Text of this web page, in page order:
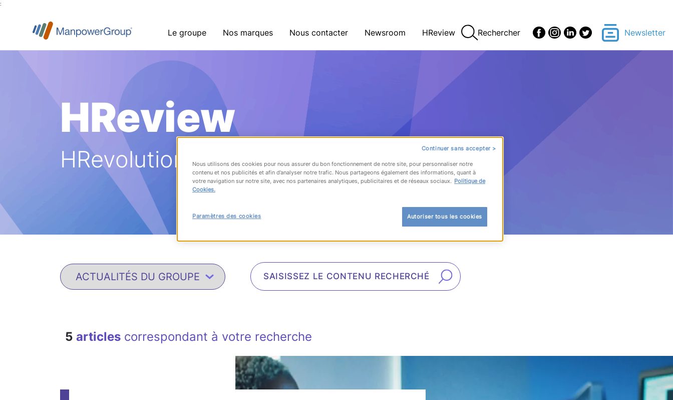
:
Le groupe Nos marques Nous contacter Newsroom HReview Rechercher Newsletter
HReview
HRevolution
5 articles correspondant à votre recherche
Continuer sans accepter >
Nous utilisons des cookies pour nous assurer du bon fonctionnement de notre site, pour personnaliser notre
contenu et nos publicités et afin d’analyser notre trafic. Nous partageons également des informations, quant à
votre navigation sur notre site, avec nos partenaires analytiques, publicitaires et de réseaux sociaux. Politique de
Cookies.
Autoriser tous les cookies
Paramètres des cookies